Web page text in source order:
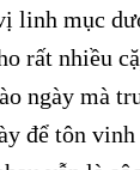
linh mục
rất nhiều
ngày mà
để tôn